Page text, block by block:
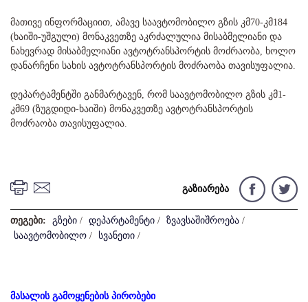
მათივე ინფორმაციით, ამავე საავტომობილო გზის კმ70-კმ184
(ხაიში-უშგული) მონაკვეთზე აკრძალულია მისაბმელიანი და
ნახევრად მისაბმელიანი ავტოტრანსპორტის მოძრაობა, ხოლო
დანარჩენი სახის ავტოტრანსპორტის მოძრაობა თავისუფალია.
დეპარტამენტში განმარტავენ, რომ საავტომობილო გზის კმ1-
კმ69 (ზუგდიდი-ხაიში) მონაკვეთზე ავტოტრანსპორტის
მოძრაობა თავისუფალია.
გაზიარება
თეგები: გზები / დეპარტამენტი / ზვავსაშიშროება /
საავტომობილო / სვანეთი /
მასალის გამოყენების პირობები